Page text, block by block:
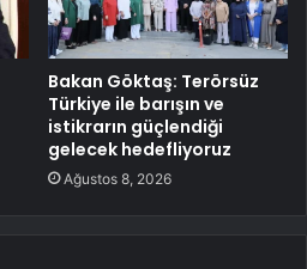
Bakan Göktaş: Terörsüz
Türkiye ile barışın ve
istikrarın güçlendiği
gelecek hedefliyoruz
Ağustos 8, 2026